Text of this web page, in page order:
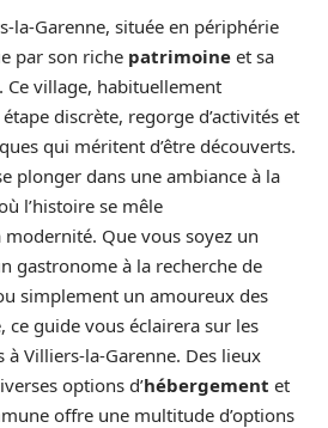
la-Garenne, située en périphérie
par son riche patrimoine et sa
village, habituellement
discrète, regorge d’activités et
qui méritent d’être découverts.
plonger dans une ambiance à la
l’histoire se mêle
Que vous soyez un
gastronome à la recherche de
simplement un amoureux des
ce guide vous éclairera sur les
à Villiers-la-Garenne. Des lieux
options d’hébergement et
offre une multitude d’options